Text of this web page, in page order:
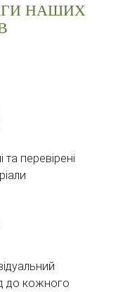
НАШИХ
та перевірені
до кожного